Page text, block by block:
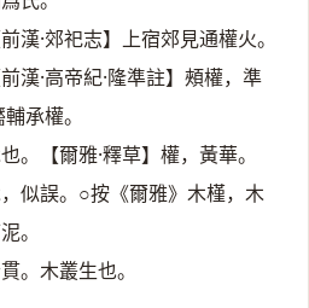
漢·郊祀志】上宿郊見通權火。
漢·高帝紀·隆準註】頰權，準
承權。
。【爾雅·釋草】權，黃華。
似誤。○按《爾雅》木槿，木
。
。木叢生也。